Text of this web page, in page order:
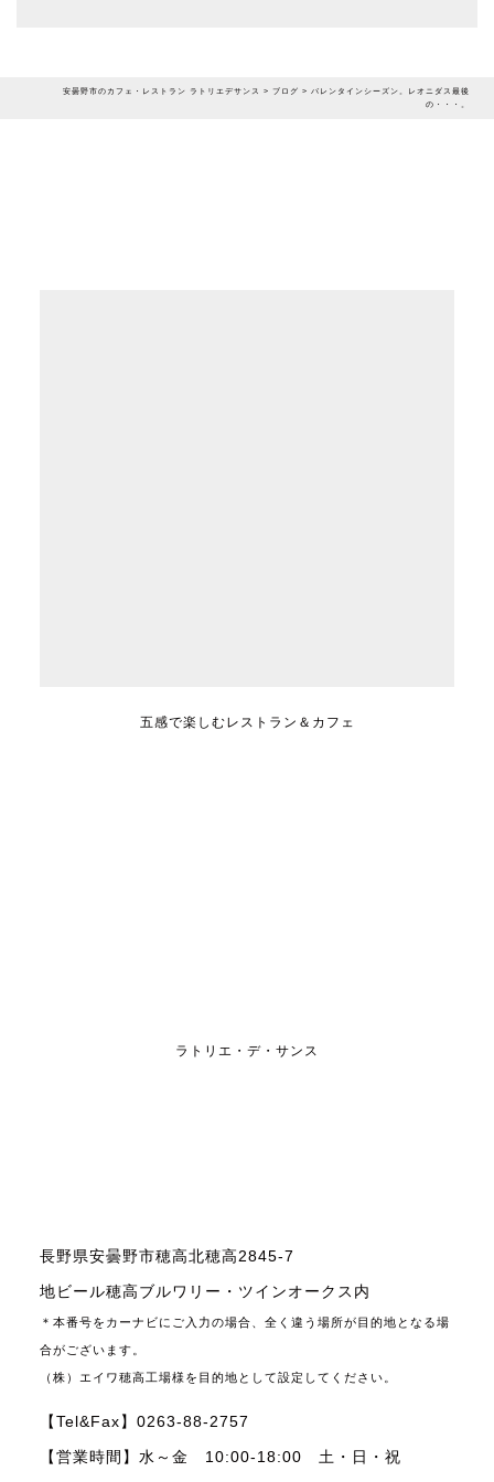
安曇野市のカフェ・レストラン ラトリエデサンス > ブログ >
バレンタインシーズン。レオニダス最後
の・・・。
五感で楽しむレストラン＆カフェ
ラトリエ・デ・サンス
長野県安曇野市穂高北穂高2845-7
地ビール穂高ブルワリー・ツインオークス内
＊本番号をカーナビにご入力の場合、全く違う場所が目的地となる場
合がございます。
（株）エイワ穂高工場様を目的地として設定してください。
【Tel&Fax】0263-88-2757
【営業時間】水～金 10:00-18:00 土・日・祝